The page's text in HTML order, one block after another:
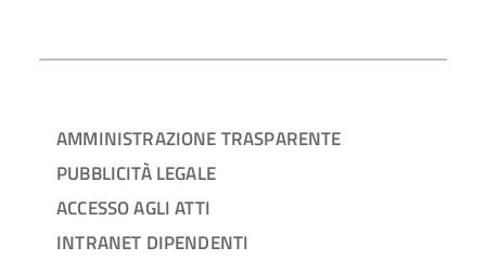
AMMINISTRAZIONE TRASPARENTE
PUBBLICITÀ LEGALE
ACCESSO AGLI ATTI
INTRANET DIPENDENTI